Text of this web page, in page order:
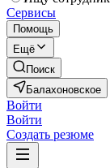
Сервисы
Помощь
Ещё
Поиск
Балахоновское
Войти
Войти
Создать резюме